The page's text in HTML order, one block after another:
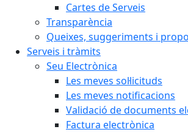
Cartes de Serveis
Transparència
Queixes, suggeriments i
Serveis i tràmits
Seu Electrònica
Les meves sol·licituds
Les meves notificacions
Validació de documents
Factura electrònica